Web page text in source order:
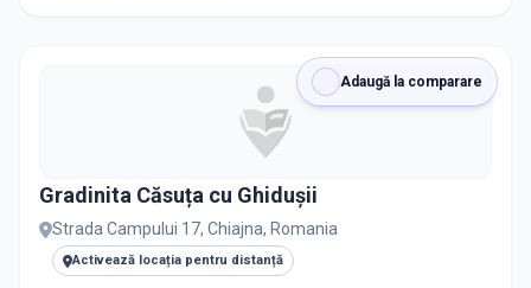
Adaugă la comparare
Gradinita Căsuța cu Ghidușii
Strada Campului 17, Chiajna, Romania
Activează locația pentru distanță